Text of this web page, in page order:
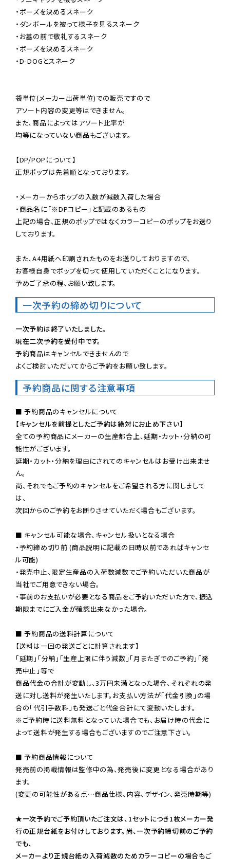
・ポーズを決めるスネーク
・ダンボールを被って様子を見るスネーク
・お墓の前で敬礼するスネーク
・ポーズを決めるスネーク
・D-DOGとスネーク
袋単位(メーカー出荷単位)での販売ですので
アソート内容の変更等はできません。
また、商品によってはアソート比率が
均等になっていない商品もございます。
【DP/POPについて】
正規ポップは先着順となっております。
・メーカーからポップの入数が減数入荷した場合
・商品名に「※DPコピー」と記載のあるもの
上記の場合、正規のポップではなくカラーコピーのポップをお送り
しております。
また、A4用紙へ印刷されたものをお送りしておりますので、
お客様自身でポップを切って使用していただくことになります。
予めご了承の程、お願い致します。
一次予約の締め切りについて
一次予約は終了いたしました。
現在二次予約を受付中です。
予約商品はキャンセルできませんので
よくご検討いただいてからご予約をお願い致します。
予約商品に関する注意事項
【キャンセルを前提としたご予約は絶対にお止め下さい】
全ての予約商品にメーカーの生産都合上、延期・カット・分納の可
能性がございます。
延期・カット・分納を理由にされてのキャンセルはお受け出来ませ
ん。
尚、それでもご予約のキャンセルをご希望される方に関しまして
は、
次回からのご予約をお断りさせていただく場合もございます。
■ キャンセル可能な場合、キャンセル扱いとなる場合
・予約締め切り前 (商品説明に記載の日時以前であればキャンセ
ル可能)
・発売中止、限定生産品の入荷数減数でご予約いただいた商品が
当社でご用意できない場合。
・事前のお支払いが必要となる商品をご予約いただいた方で、振込
期限までにご入金が確認出来なかった場合。
■ 予約商品の送料計算について
【送料は一回の発送ごとに計算されます】
「延期」「分納」「生産上限に伴う減数」「月またぎでのご予約」「発
売中止」等で
商品代金の合計が変動し、3万円未満となった場合、それぞれの発
送に対し送料が発生いたします。お支払い方法が「代金引換」の場
※ご予約時に送料無料となっていた場合でも、お届け時の代金に
よって送料が発生する場合もございますのでご注意下さい。
■ 予約商品情報について
発売前の掲載情報は監修中の為、発売後に変更となる場合があり
ます。
(変更の可能性がある点…商品仕様、内容、デザイン、発売時期等)
★一次予約でご予約頂いたご注文は、1セットにつき1枚メーカー発
行の正規台紙をお付けしております。尚、一次予約締切前のご予約
でも、
メーカーより正規台紙の入荷減数のためカラーコピーの場合もご